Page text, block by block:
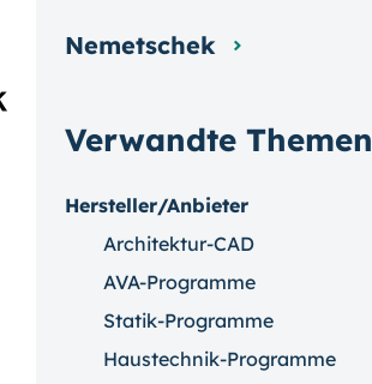
Verwandte Themen
Hersteller/Anbieter
Architektur-CAD
AVA-Programme
Statik-Programme
Haustechnik-Programme
Nemetschek